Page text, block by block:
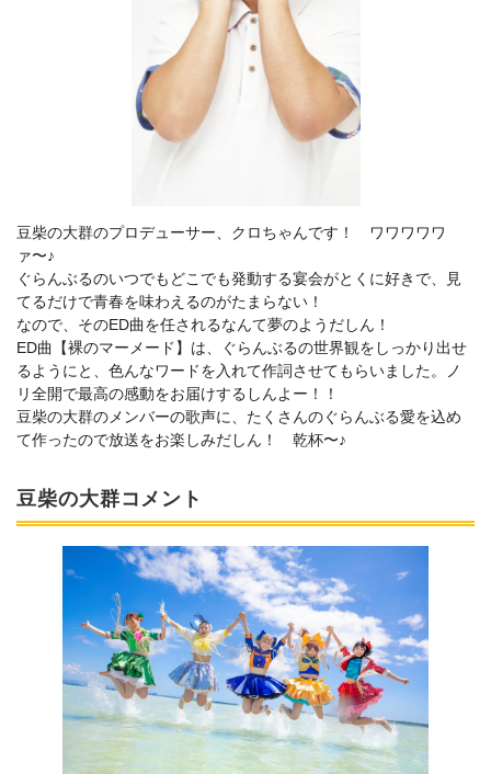
豆柴の大群のプロデューサー、クロちゃんです！ ワワワワワ
ァ〜♪
ぐらんぶるのいつでもどこでも発動する宴会がとくに好きで、見
てるだけで青春を味わえるのがたまらない！
なので、そのED曲を任されるなんて夢のようだしん！
ED曲【裸のマーメード】は、ぐらんぶるの世界観をしっかり出せ
るようにと、色んなワードを入れて作詞させてもらいました。ノ
リ全開で最高の感動をお届けするしんよー！！
豆柴の大群のメンバーの歌声に、たくさんのぐらんぶる愛を込め
て作ったので放送をお楽しみだしん！ 乾杯〜♪
豆柴の大群コメント